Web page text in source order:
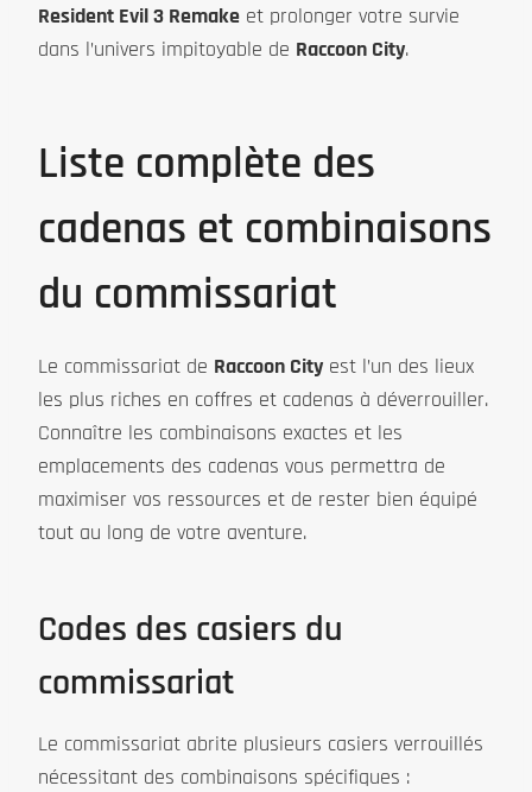
Resident Evil 3 Remake et prolonger votre survie
dans l’univers impitoyable de Raccoon City.
Liste complète des
cadenas et combinaisons
du commissariat
Le commissariat de Raccoon City est l’un des lieux
les plus riches en coffres et cadenas à déverrouiller.
Connaître les combinaisons exactes et les
emplacements des cadenas vous permettra de
maximiser vos ressources et de rester bien équipé
tout au long de votre aventure.
Codes des casiers du
commissariat
Le commissariat abrite plusieurs casiers verrouillés
nécessitant des combinaisons spécifiques :